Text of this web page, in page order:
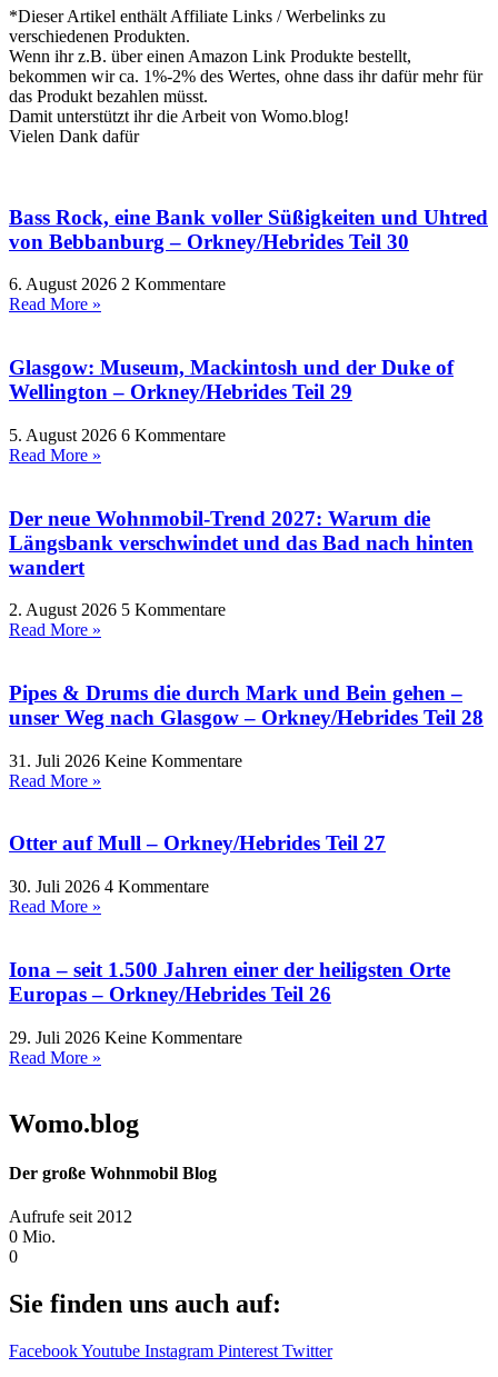
*Dieser Artikel enthält Affiliate Links / Werbelinks zu
verschiedenen Produkten.
Wenn ihr z.B. über einen Amazon Link Produkte bestellt,
bekommen wir ca. 1%-2% des Wertes, ohne dass ihr dafür mehr für
das Produkt bezahlen müsst.
Damit unterstützt ihr die Arbeit von Womo.blog!
Vielen Dank dafür
Bass Rock, eine Bank voller Süßigkeiten und Uhtred
von Bebbanburg – Orkney/Hebrides Teil 30
6. August 2026 2 Kommentare
Read More »
Glasgow: Museum, Mackintosh und der Duke of
Wellington – Orkney/Hebrides Teil 29
5. August 2026 6 Kommentare
Read More »
Der neue Wohnmobil-Trend 2027: Warum die
Längsbank verschwindet und das Bad nach hinten
wandert
2. August 2026 5 Kommentare
Read More »
Pipes & Drums die durch Mark und Bein gehen –
unser Weg nach Glasgow – Orkney/Hebrides Teil 28
31. Juli 2026 Keine Kommentare
Read More »
Otter auf Mull – Orkney/Hebrides Teil 27
30. Juli 2026 4 Kommentare
Read More »
Iona – seit 1.500 Jahren einer der heiligsten Orte
Europas – Orkney/Hebrides Teil 26
29. Juli 2026 Keine Kommentare
Read More »
Womo.blog
Der große Wohnmobil Blog​
Aufrufe seit 2012
0 Mio.
0
Sie finden uns auch auf:
FacebookYoutube Instagram Pinterest Twitter